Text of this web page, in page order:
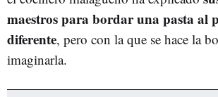
maestros para bordar una pasta al
diferente, pero con la que se hace la
imaginarla.